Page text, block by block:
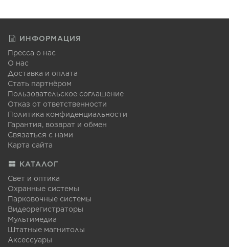
ИНФОРМАЦИЯ
Пресса о нас
О нас
Доставка и оплата
Стать партнёром
Пользовательское соглашение
Отказ от ответственности
Политика конфиденциальности
Гарантия, возврат и обмен
Связаться с нами
Карта сайта
КАТАЛОГ
Свет и оптика
Охранные системы
Парковочные системы
Видеорегистраторы
Мультимедиа
Штатные магнитолы
Аксессуары